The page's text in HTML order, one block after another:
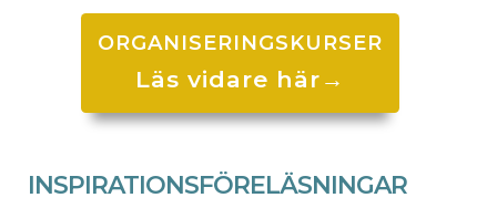
ORGANISERINGSKURSER
Läs vidare här→
INSPIRATIONSFÖRELÄSNINGAR